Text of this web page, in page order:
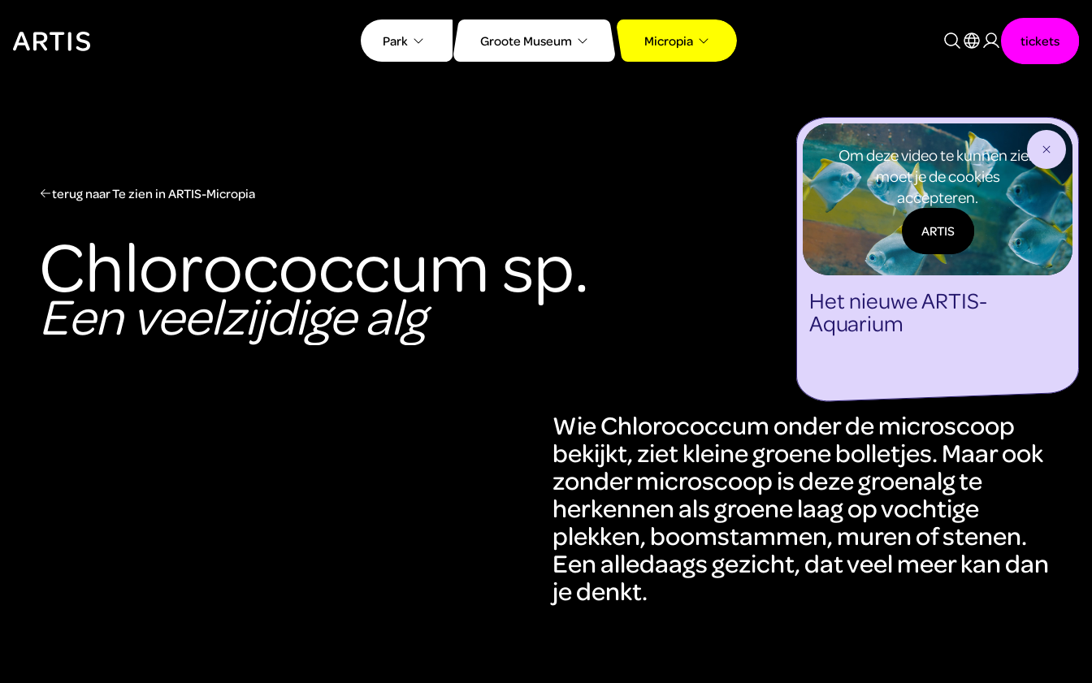
content
Ga
Park Groote Museum Micropia
tickets
terug naar Te zien in ARTIS-Micropia
Chlorococcum sp.
Een veelzijdige alg
Wie Chlorococcum onder de microscoop
bekijkt, ziet kleine groene bolletjes. Maar ook
zonder microscoop is deze groenalg te
herkennen als groene laag op vochtige
plekken, boomstammen, muren of stenen.
Een alledaags gezicht, dat veel meer kan dan
je denkt.
Om deze video te kunnen zien
moet je de cookies
accepteren.
ARTIS
Het nieuwe ARTIS-
Aquarium